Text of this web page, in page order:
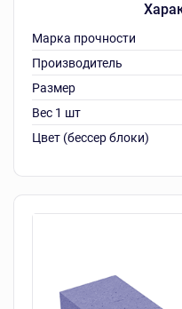
Марка прочности
Производитель
Размер
Вес 1 шт
Цвет (бессер блоки)